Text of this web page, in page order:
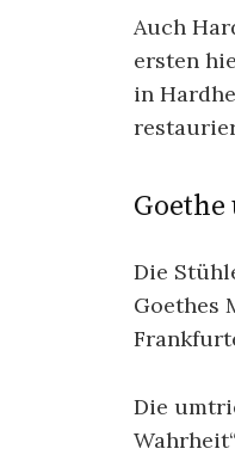
Auch
ersten
in
Die
Goethes
Die